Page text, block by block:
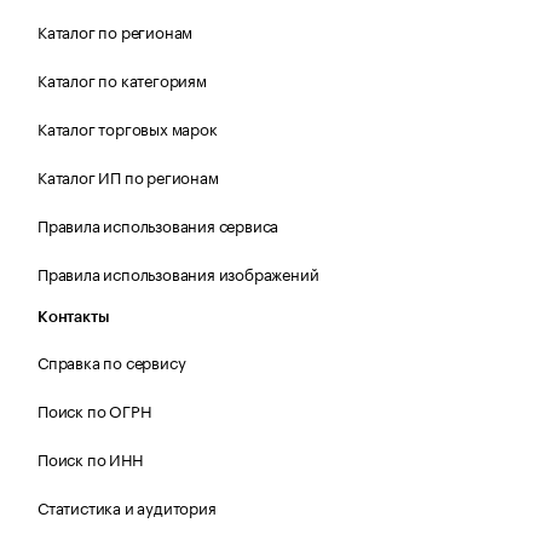
Каталог по регионам
Каталог по категориям
Каталог торговых марок
Каталог ИП по регионам
Правила использования сервиса
Правила использования изображений
Контакты
Справка по сервису
Поиск по ОГРН
Поиск по ИНН
Статистика и аудитория